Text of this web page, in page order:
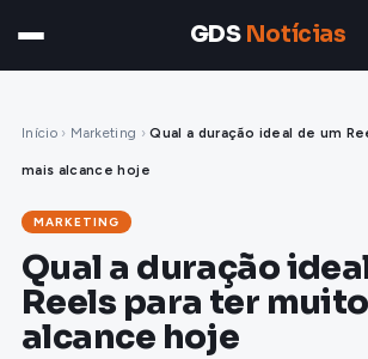
GDS Notícias
Início › Marketing › Qual a duração ideal de um
mais alcance hoje
MARKETING
Qual a duração
Reels para ter
alcance hoje